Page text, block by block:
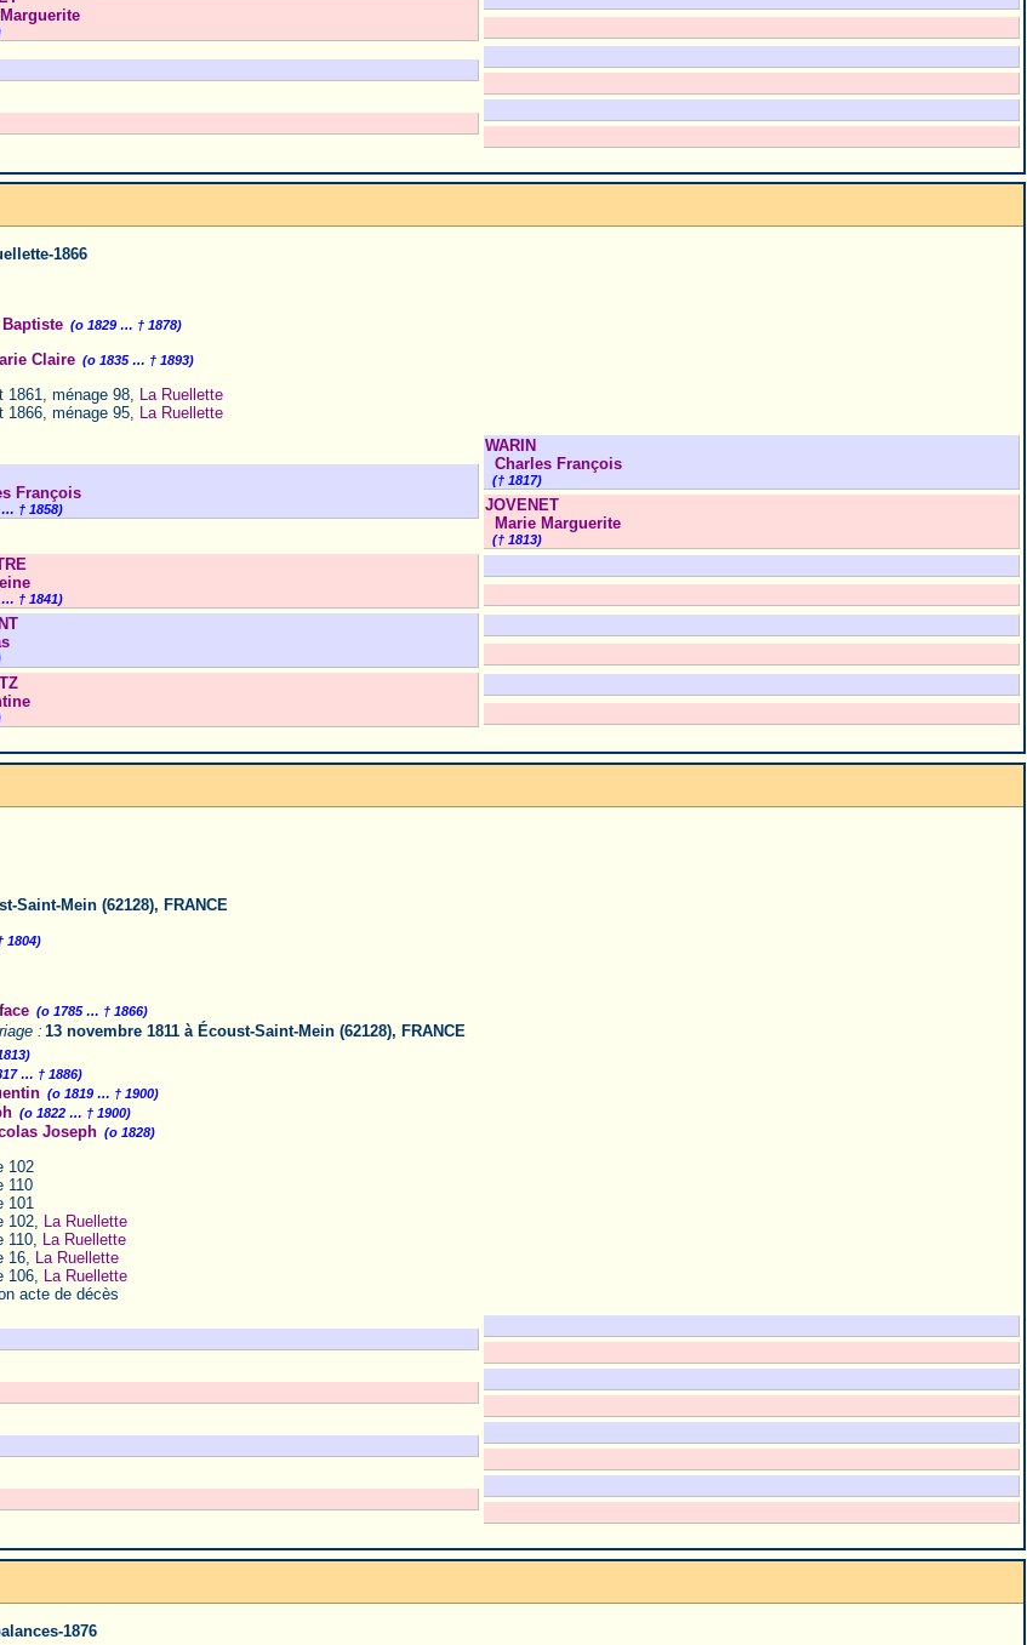
1866
Baptiste (o 1829 … † 1878)
Claire (o 1835 … † 1893)
1861, ménage 98, La Ruellette
1866, ménage 95, La Ruellette
François
… † 1858)
WARIN
Charles François
(† 1817)
JOVENET
Marie Marguerite
(† 1813)
… † 1841)
Saint-Mein (62128), FRANCE
1804)
(o 1785 … † 1866)
:13 novembre 1811 à Écoust-Saint-Mein (62128), FRANCE
… † 1886)
(o 1819 … † 1900)
(o 1822 … † 1900)
Joseph (o 1828)
102
110
101
102, La Ruellette
110, La Ruellette
16, La Ruellette
106, La Ruellette
acte de décès
1876